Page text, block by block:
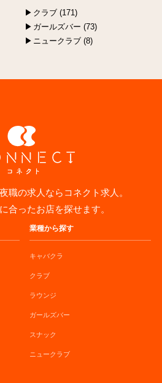
クラブ (171)
ガールズバー (73)
ニュークラブ (8)
職の求人ならコネクト求人。
合ったお店を探せます。
業種から探す
キャバクラ
クラブ
ラウンジ
ガールズバー
スナック
ニュークラブ